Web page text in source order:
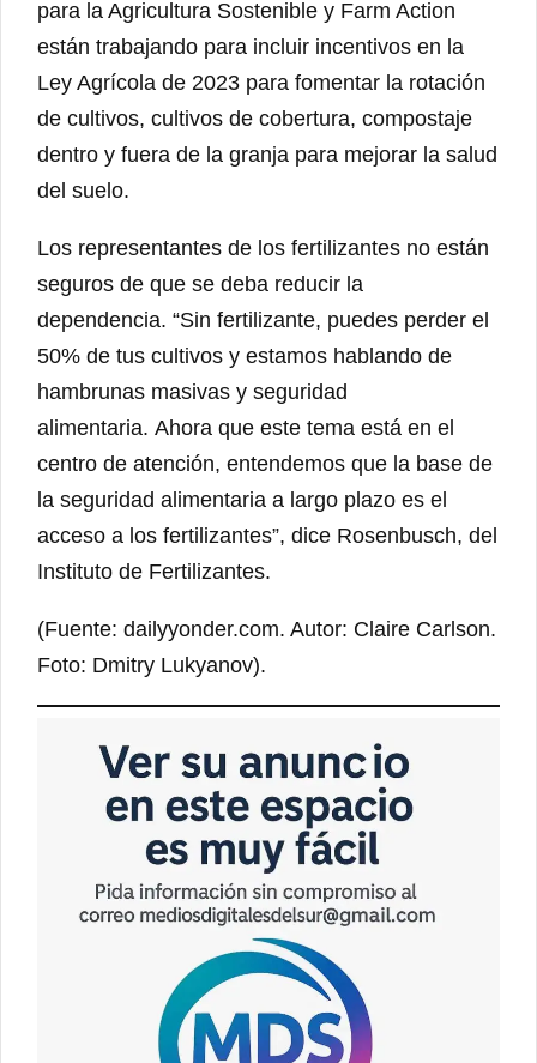
para la Agricultura Sostenible y Farm Action
están trabajando para incluir incentivos en la
Ley Agrícola de 2023 para fomentar la rotación
de cultivos, cultivos de cobertura, compostaje
dentro y fuera de la granja para mejorar la salud
del suelo.
Los representantes de los fertilizantes no están
seguros de que se deba reducir la
dependencia. “Sin fertilizante, puedes perder el
50% de tus cultivos y estamos hablando de
hambrunas masivas y seguridad
alimentaria. Ahora que este tema está en el
centro de atención, entendemos que la base de
la seguridad alimentaria a largo plazo es el
acceso a los fertilizantes”, dice Rosenbusch, del
Instituto de Fertilizantes.
(Fuente: dailyyonder.com. Autor: Claire Carlson.
Foto: Dmitry Lukyanov).